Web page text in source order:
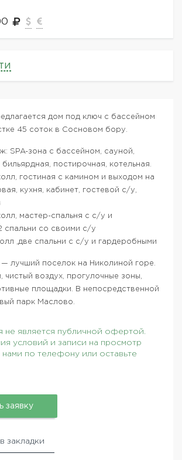
дом под ключ с бассейном
45 соток в Сосновом бору.
SPA-зона с бассейном, сауной,
постирочная, котельная.
гостиная с камином и выходом на
кухня, кабинет, гостевой с/у,
мастер-спальня с с/у и
спальни со своими с/у
,две спальни с с/у и гардеробными
лучший поселок на Николиной горе.
чистый воздух, прогулочные зоны,
площадки. В непосредственной
парк Маслово.
не является публичной офертой.
условий и записи на просмотр
нами по телефону или оставьте
заявку
закладки